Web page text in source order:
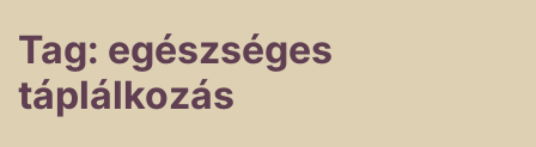
Tag: egészséges
táplálkozás